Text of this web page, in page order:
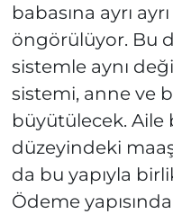
babasına ayrı
öngörülüyor. Bu
sistemle aynı
sistemi, anne ve
büyütülecek. Aile
düzeyindeki
da bu yapıyla
Ödeme